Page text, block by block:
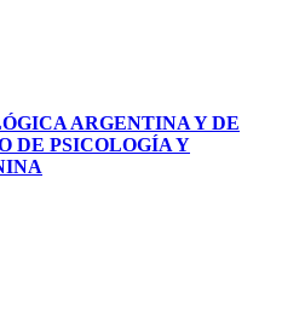
ARGENTINA Y DE
DE PSICOLOGÍA Y